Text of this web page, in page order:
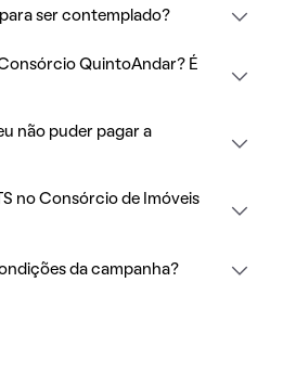
ser contemplado?
QuintoAndar? É
não puder pagar a
no Consórcio de Imóveis
da campanha?